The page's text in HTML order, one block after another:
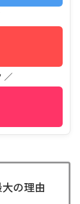
／
の理由